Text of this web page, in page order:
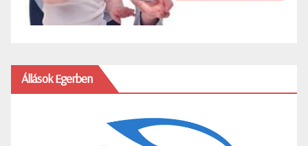
Állások Egerben